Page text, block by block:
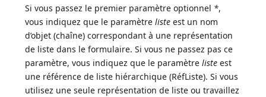
Si vous passez le premier paramètre optionnel *,
vous indiquez que le paramètreliste est un nom
d’objet (chaîne) correspondant à une représentation
de liste dans le formulaire. Si vous ne passez pas ce
paramètre, vous indiquez que le paramètreliste est
une référence de liste hiérarchique (RéfListe). Si vous
utilisez une seule représentation de liste ou travaillez